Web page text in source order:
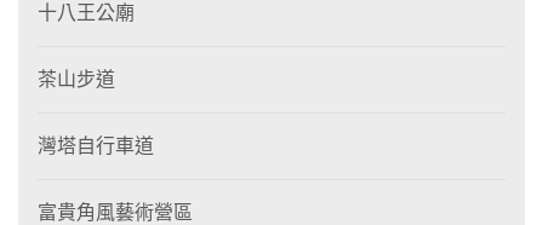
十八王公廟
茶山步道
灣塔自行車道
富貴角風藝術營區